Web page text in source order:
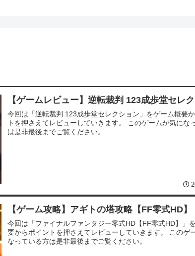
【ゲームレビュー】逆転裁判 123成歩堂セレ
今回は「逆転裁判 123成歩堂セレクション」をゲーム概要
トを押さえてレビューしていきます。 このゲームが気にな
は是非最後までご覧ください。
【ゲーム攻略】アギトの塔攻略【FF零式HD】
今回は「ファイナルファンタジー零式HD【FF零式HD】」
要からポイントを押さえてレビューしていきます。 このゲ
なっている方は是非最後までご覧ください。